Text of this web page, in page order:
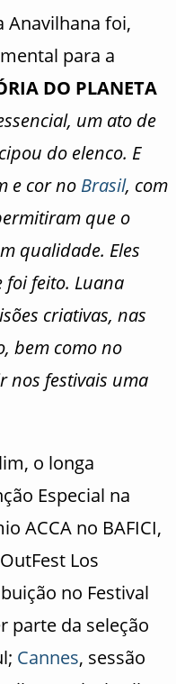
Anavilhana foi,
para a
DO PLANETA
um ato de
do elenco. E
e cor no Brasil, com
que o
qualidade. Eles
feito. Luana
criativas, nas
bem como no
nos festivais uma
o longa
Especial na
ACCA no BAFICI,
Los
no Festival
parte da seleção
Cannes, sessão